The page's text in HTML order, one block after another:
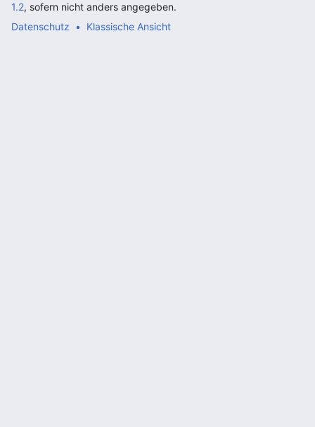
1.2, sofern nicht anders angegeben.
Datenschutz
Klassische Ansicht